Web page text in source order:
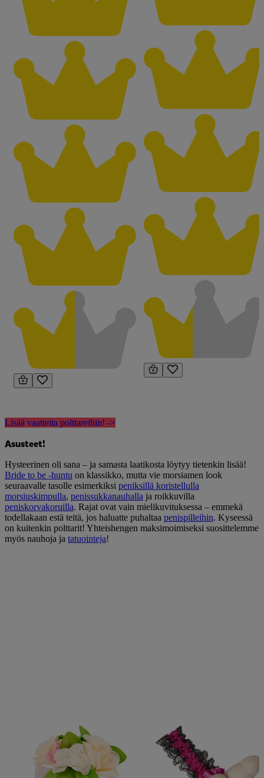
Lisää vaatteita polttareihin! ->
Asusteet!
Hysteerinen oli sana – ja samasta laatikosta löytyy tietenkin lisää!
Bride to be -huntu on klassikko, mutta vie morsiamen look
seuraavalle tasolle esimerkiksi peniksillä koristellulla
morsiuskimpulla, penissukkanauhalla ja roikkuvilla
peniskorvakoruilla. Rajat ovat vain mielikuvituksessa – emmekä
todellakaan estä teitä, jos haluatte puhaltaa penispilleihin. Kyseessä
on kuitenkin polttarit! Yhteishengen maksimoimiseksi suosittelemme
myös nauhoja ja tatuointeja!